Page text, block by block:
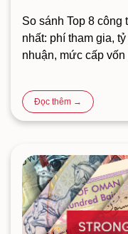
So sánh Top 8 công
nhất: phí tham gia,
nhuận, mức cấp
Đọc thêm →